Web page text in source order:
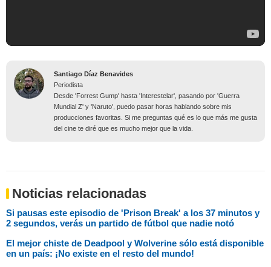
Santiago Díaz Benavides
Periodista
Desde 'Forrest Gump' hasta 'Interestelar', pasando por 'Guerra
Mundial Z' y 'Naruto', puedo pasar horas hablando sobre mis
producciones favoritas. Si me preguntas qué es lo que más me gusta
del cine te diré que es mucho mejor que la vida.
Noticias relacionadas
Si pausas este episodio de 'Prison Break' a los 37 minutos y
2 segundos, verás un partido de fútbol que nadie notó
El mejor chiste de Deadpool y Wolverine sólo está disponible
en un país: ¡No existe en el resto del mundo!